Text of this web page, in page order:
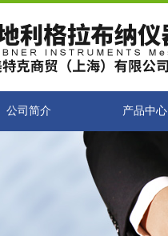
公司简介 产品中心